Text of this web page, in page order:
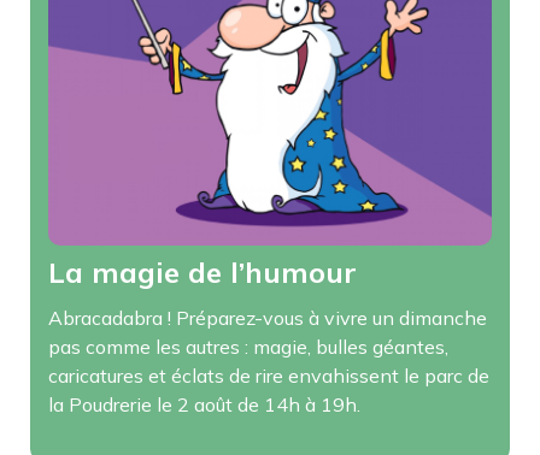
La magie de l’humour
Abracadabra ! Préparez-vous à vivre un dimanche
pas comme les autres : magie, bulles géantes,
caricatures et éclats de rire envahissent le parc de
la Poudrerie le 2 août de 14h à 19h.